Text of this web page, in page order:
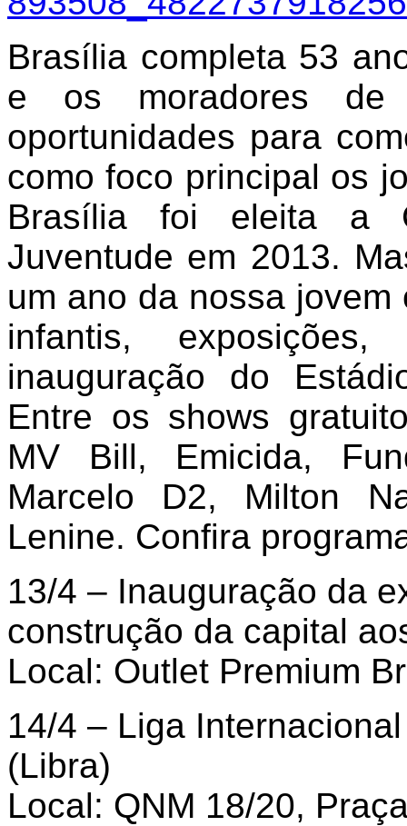
Brasília completa 53
e os moradores
oportunidades para
como foco principal os
Brasília foi eleita a
Juventude em 2013.
um ano da nossa
infantis,
inauguração do
Entre os shows
MV Bill, Emicida,
Marcelo D2, Milton
Lenine. Confira
13/4 – Inauguração da
construção da capital
Local: Outlet Premium
14/4 – Liga
(Libra)
Local: QNM 18/20,